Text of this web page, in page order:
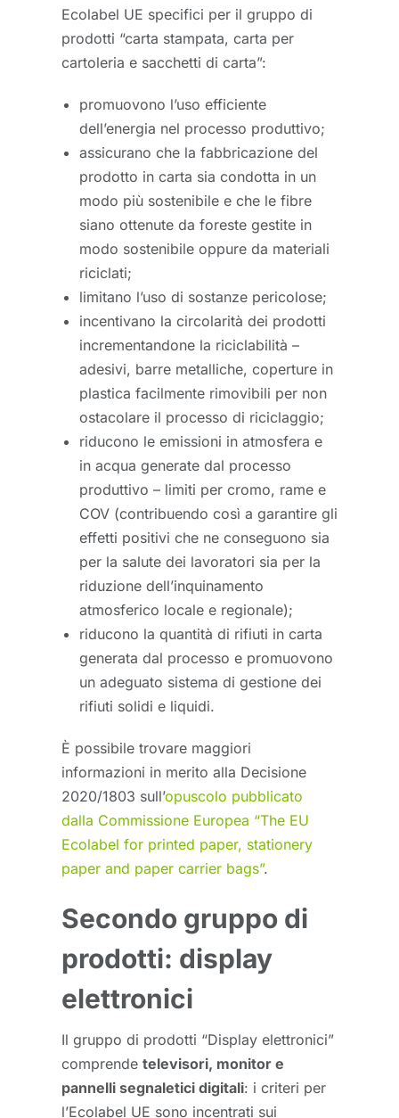
Ecolabel UE specifici per il gruppo di
prodotti “carta stampata, carta per
cartoleria e sacchetti di carta”:
promuovono l’uso efficiente
dell’energia nel processo produttivo;
assicurano che la fabbricazione del
prodotto in carta sia condotta in un
modo più sostenibile e che le fibre
siano ottenute da foreste gestite in
modo sostenibile oppure da materiali
riciclati;
limitano l’uso di sostanze pericolose;
incentivano la circolarità dei prodotti
incrementandone la riciclabilità –
adesivi, barre metalliche, coperture in
plastica facilmente rimovibili per non
ostacolare il processo di riciclaggio;
riducono le emissioni in atmosfera e
in acqua generate dal processo
produttivo – limiti per cromo, rame e
COV (contribuendo così a garantire gli
effetti positivi che ne conseguono sia
per la salute dei lavoratori sia per la
riduzione dell’inquinamento
atmosferico locale e regionale);
riducono la quantità di rifiuti in carta
generata dal processo e promuovono
un adeguato sistema di gestione dei
rifiuti solidi e liquidi.
È possibile trovare maggiori
informazioni in merito alla Decisione
2020/1803 sull’opuscolo pubblicato
dalla Commissione Europea “The EU
Ecolabel for printed paper, stationery
paper and paper carrier bags”.
Secondo gruppo di
prodotti: display
elettronici
Il gruppo di prodotti “Display elettronici”
comprende televisori, monitor e
pannelli segnaletici digitali: i criteri per
l’Ecolabel UE sono incentrati sui